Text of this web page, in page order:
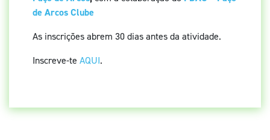
de Arcos Clube
As inscrições abrem 30 dias antes da atividade.
Inscreve-te AQUI.